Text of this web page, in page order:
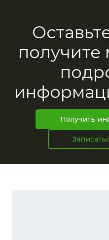
получите
Получить